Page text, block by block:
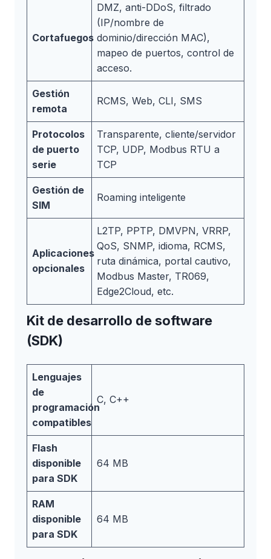
Cortafuegos
DMZ, anti-DDoS, filtrado
(IP/nombre de
dominio/dirección MAC),
mapeo de puertos, control de
acceso.
Gestión
remota
RCMS, Web, CLI, SMS
Protocolos
de puerto
serie
Transparente, cliente/servidor
TCP, UDP, Modbus RTU a
TCP
Gestión de
SIM
Roaming inteligente
Aplicaciones
opcionales
L2TP, PPTP, DMVPN, VRRP,
QoS, SNMP, idioma, RCMS,
ruta dinámica, portal cautivo,
Modbus Master, TR069,
Edge2Cloud, etc.
Kit de desarrollo de software
(SDK)
Lenguajes
de
programación
compatibles
C, C++
Flash
disponible
para SDK
64 MB
RAM
disponible
para SDK
64 MB